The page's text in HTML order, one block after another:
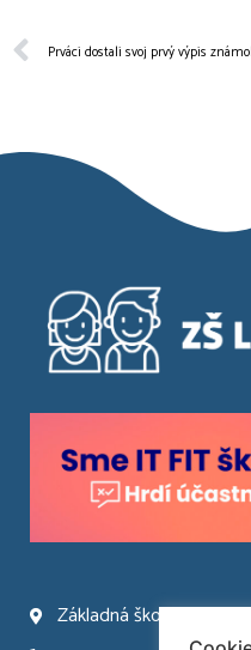
Prváci dostali svoj prvý výpis
Základná škola